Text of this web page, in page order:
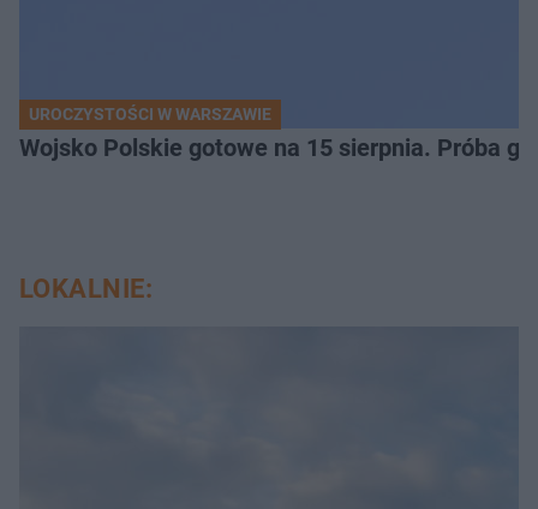
UROCZYSTOŚCI W WARSZAWIE
Wojsko Polskie gotowe na 15 sierpnia. Próba
LOKALNIE: